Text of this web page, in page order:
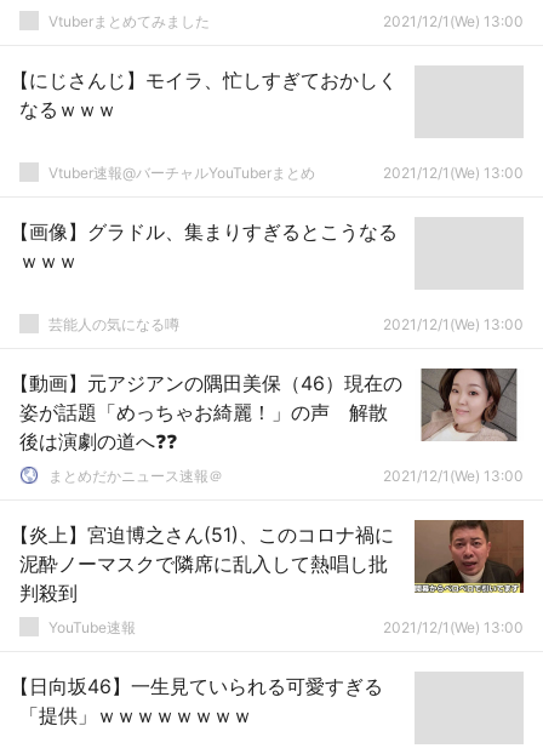
だろうな
Vtuberまとめてみました 2021/12/1(We) 13:00
【にじさんじ】モイラ、忙しすぎておかしく
なるｗｗｗ
Vtuber速報@バーチャルYouTuberまとめ 2021/12/1(We) 13:00
【画像】グラドル、集まりすぎるとこうなる
ｗｗｗ
芸能人の気になる噂 2021/12/1(We) 13:00
【動画】元アジアンの隅田美保（46）現在の
姿が話題「めっちゃお綺麗！」の声 解散
後は演劇の道へ❓❓
まとめだかニュース速報＠ 2021/12/1(We) 13:00
【炎上】宮迫博之さん(51)、このコロナ禍に
泥酔ノーマスクで隣席に乱入して熱唱し批
判殺到
YouTube速報 2021/12/1(We) 13:00
【日向坂46】一生見ていられる可愛すぎる
「提供」ｗｗｗｗｗｗｗｗ